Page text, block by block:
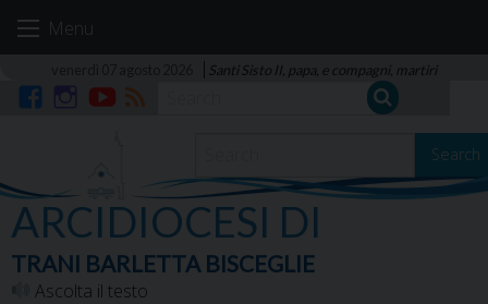
Menu
Santi Sisto II, papa, e compagni, martiri
Search
ARCIDIOCESI DI
TRANI BARLETTA BISCEGLIE
Ascolta il testo